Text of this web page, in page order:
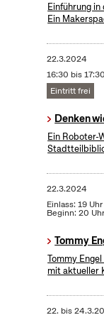
​Einführung
Ein
22.3.2024
16:30 bis
Eintritt frei
Denken
Ein Roboter-
22.3.2024
Einlass: 19 Uhr
Beginn: 20 Uhr
Tommy
Tommy
mit aktueller
22. bis